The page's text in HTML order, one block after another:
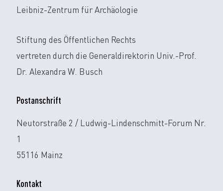
Leibniz-Zentrum für Archäologie
Stiftung des Öffentlichen Rechts
vertreten durch die Generaldirektorin Univ.-Prof.
Dr. Alexandra W. Busch
Postanschrift
Neutorstraße 2 / Ludwig-Lindenschmitt-Forum Nr.
1
55116 Mainz
Kontakt